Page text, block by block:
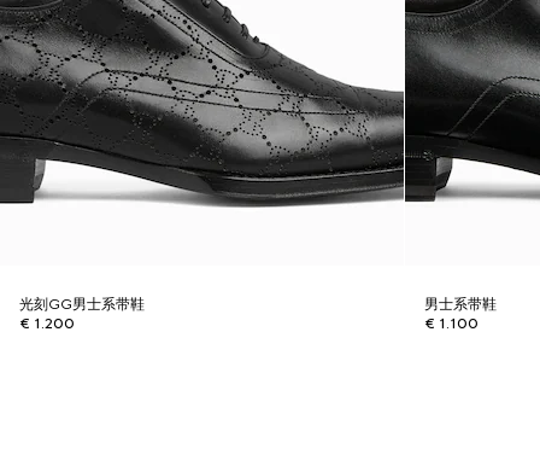
光刻GG男士系带鞋
€ 1.200
男士系带鞋
€ 1.100